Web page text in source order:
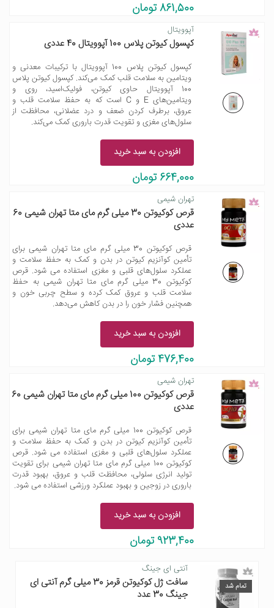
861,500 تومان
آپوویتال
کپسول کیوتن پلاس 100 آپوویتال 40 عددی
کپسول کیوتن پلاس 100 آپوویتال با ترکیبات معدنی و
ویتامین به سلامت قلب کمک می‌کند. کپسول کیوتن پلاس
100 آپوویتال حاوی کیوتن، فولیک‌اسید، روی و
ویتامین‌های E و C است که به حفظ سلامت قلب و
عروق، برطرف کردن ضعف و درد عضلانی، محافظت از
سلول‌های مغزی و تقویت قدرت باروری کمک می‌کند.
افزودن به سبد خرید
664,000 تومان
تهران شیمی
قرص کوکیوتن 30 میلی گرم مای متا تهران شیمی 60
عددی
قرص کوکیوتن 30 میلی گرم مای متا تهران شیمی برای
تأمین کوآنزیم کیوتن در بدن و کمک به حفظ سلامت و
عملکرد سلول‌های قلبی و مغزی استفاده می شود. قرص
کوکیوتن 30 میلی گرم مای متا تهران شیمی به حفظ
سلامت قلب و عروق کمک کرده و سطح چربی خون و
همچنین فشار خون را در بدن کاهش می‌دهد.
افزودن به سبد خرید
476,400 تومان
تهران شیمی
قرص کوکیوتن 100 میلی گرم مای متا تهران شیمی 60
عددی
قرص کوکیوتن 100 میلی گرم مای متا تهران شیمی برای
تأمین کوآنزیم کیوتن در بدن و کمک به حفظ سلامت و
عملکرد سلول‌های قلبی و مغزی استفاده می شود. قرص
کوکیوتن 100 میلی گرم مای متا تهران شیمی برای تقویت
تولید انرژی سلولی، محافظت قلب و عروق، بهبود قدرت
باروری در زوجین و بهبود عملکرد ورزشی استفاده می شود.
افزودن به سبد خرید
923,400 تومان
تمام شد
آنتی ای ‌جینگ
سافت ژل کوکیوتن قرمز 30 میلی گرم آنتی ای
جینگ 30 عدد